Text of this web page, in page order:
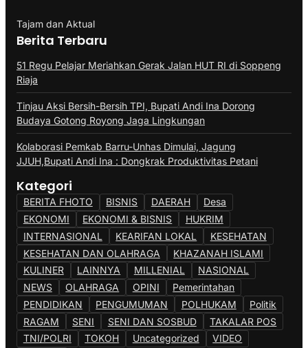
Tajam dan Aktual
Berita Terbaru
51 Regu Pelajar Meriahkan Gerak Jalan HUT RI di Soppeng
Riaja
Tinjau Aksi Bersih-Bersih TPI, Bupati Andi Ina Dorong
Budaya Gotong Royong Jaga Lingkungan
Kolaborasi Pemkab Barru-Unhas Dimulai, Jagung
JJUH,Bupati Andi Ina : Dongkrak Produktivitas Petani
Kategori
BERITA FHOTO BISNIS DAERAH
Desa
EKONOMI
EKONOMI & BISNIS
HUKRIM
INTERNASIONAL
KEARIFAN LOKAL
KESEHATAN
KESEHATAN DAN OLAHRAGA
KHAZANAH ISLAMI
KULINER
LAINNYA MILLENIAL
NASIONAL
NEWS
OLAHRAGA OPINI
Pemerintahan
PENDIDIKAN
PENGUMUMAN POLHUKAM
Politik
RAGAM
SENI SENI DAN SOSBUD
TAKALAR POS
TNI/POLRI
TOKOH Uncategorized VIDEO